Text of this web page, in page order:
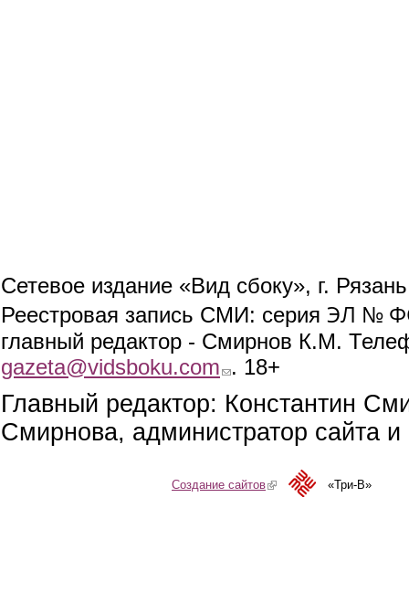
Сетевое издание «Вид сбоку», г.
Реестровая запись СМИ: серия ЭЛ №
главный редактор - Смирнов К.М.
gazeta@vidsboku.com (link sends e-mail)
. 18+
Главный редактор: Константин
Смирнова, администратор сайта
Создание сайтов(link is external)«Три-В»